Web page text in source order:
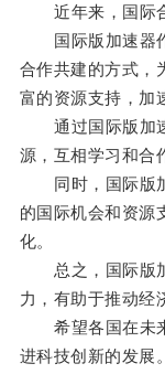
近年来，国际合
国际版加速器作
合作共建的方式，
富的资源支持，加
通过国际版加速
源，互相学习和合
同时，国际版加
的国际机会和资源
化。
总之，国际版加
力，有助于推动经
希望各国在未来
进科技创新的发展。